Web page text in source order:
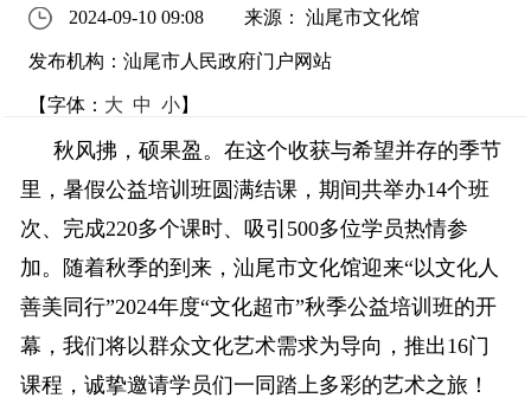
2024-09-10 09:08 来源： 汕尾市文化馆
发布机构：汕尾市人民政府门户网站
【字体： 大 中 小】
秋风拂，硕果盈。在这个收获与希望并存的季节
里，暑假公益培训班圆满结课，期间共举办14个班
次、完成220多个课时、吸引500多位学员热情参
加。随着秋季的到来，汕尾市文化馆迎来“以文化人
善美同行”2024年度“文化超市”秋季公益培训班的开
幕，我们将以群众文化艺术需求为导向，推出16门
课程，诚挚邀请学员们一同踏上多彩的艺术之旅！